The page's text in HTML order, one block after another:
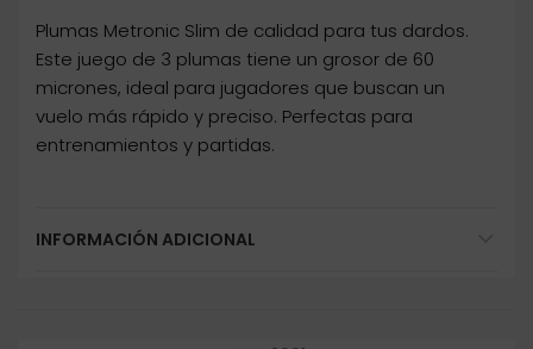
Plumas Metronic Slim de calidad para tus dardos.
Este juego de 3 plumas tiene un grosor de 60
micrones, ideal para jugadores que buscan un
vuelo más rápido y preciso. Perfectas para
entrenamientos y partidas.
INFORMACIÓN ADICIONAL